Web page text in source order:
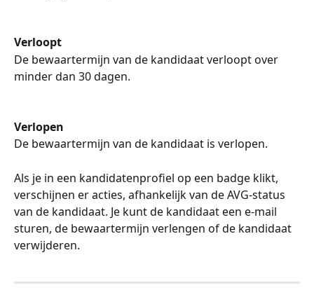
Verloopt
De bewaartermijn van de kandidaat verloopt over
minder dan 30 dagen.
Verlopen
De bewaartermijn van de kandidaat is verlopen.
Als je in een kandidatenprofiel op een badge klikt,
verschijnen er acties, afhankelijk van de AVG-status
van de kandidaat. Je kunt de kandidaat een e-mail
sturen, de bewaartermijn verlengen of de kandidaat
verwijderen.